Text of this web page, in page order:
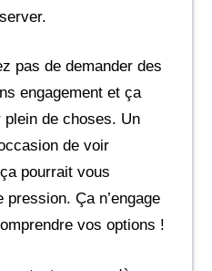
pas de demander des
engagement et ça
de choses. Un
de voir
pourrait vous
Ça n’engage
vos options !